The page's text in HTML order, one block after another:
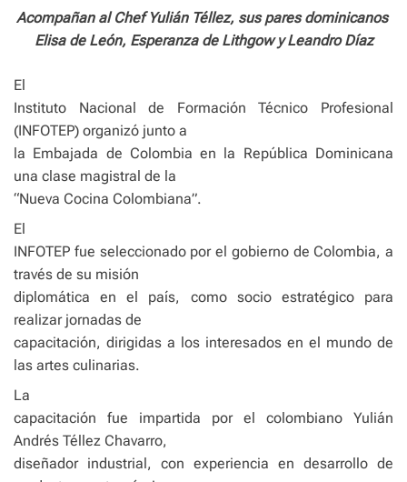
Acompañan al Chef Yulián Téllez, sus pares dominicanos
Elisa de León, Esperanza de Lithgow y Leandro Díaz
El
Instituto Nacional de Formación Técnico Profesional
(INFOTEP) organizó junto a
la Embajada de Colombia en la República Dominicana
una clase magistral de la
“Nueva Cocina Colombiana”.
El
INFOTEP fue seleccionado por el gobierno de Colombia, a
través de su misión
diplomática en el país, como socio estratégico para
realizar jornadas de
capacitación, dirigidas a los interesados en el mundo de
las artes culinarias.
La
capacitación fue impartida por el colombiano Yulián
Andrés Téllez Chavarro,
diseñador industrial, con experiencia en desarrollo de